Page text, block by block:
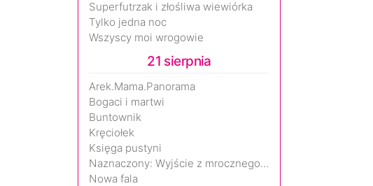
Superfutrzak i złośliwa wiewiórka
Tylko jedna noc
Wszyscy moi wrogowie
21 sierpnia
Arek.Mama.Panorama
Bogaci i martwi
Buntownik
Kręciołek
Księga pustyni
Naznaczony: Wyjście z mrocznego wymiaru
Nowa fala